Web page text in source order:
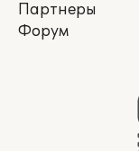
Партнеры
Форум